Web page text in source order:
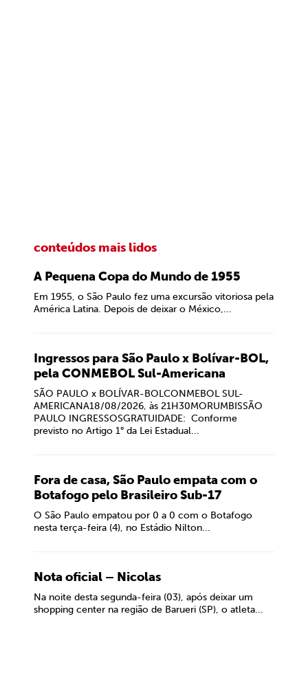
conteúdos mais lidos
A Pequena Copa do Mundo de 1955
Em 1955, o São Paulo fez uma excursão vitoriosa pela
América Latina. Depois de deixar o México,...
Ingressos para São Paulo x Bolívar-BOL,
pela CONMEBOL Sul-Americana
SÃO PAULO x BOLÍVAR-BOLCONMEBOL SUL-
AMERICANA18/08/2026, às 21H30MORUMBISSÃO
PAULO INGRESSOSGRATUIDADE: Conforme
previsto no Artigo 1° da Lei Estadual...
Fora de casa, São Paulo empata com o
Botafogo pelo Brasileiro Sub-17
O São Paulo empatou por 0 a 0 com o Botafogo
nesta terça-feira (4), no Estádio Nilton...
Nota oficial – Nicolas
Na noite desta segunda-feira (03), após deixar um
shopping center na região de Barueri (SP), o atleta...